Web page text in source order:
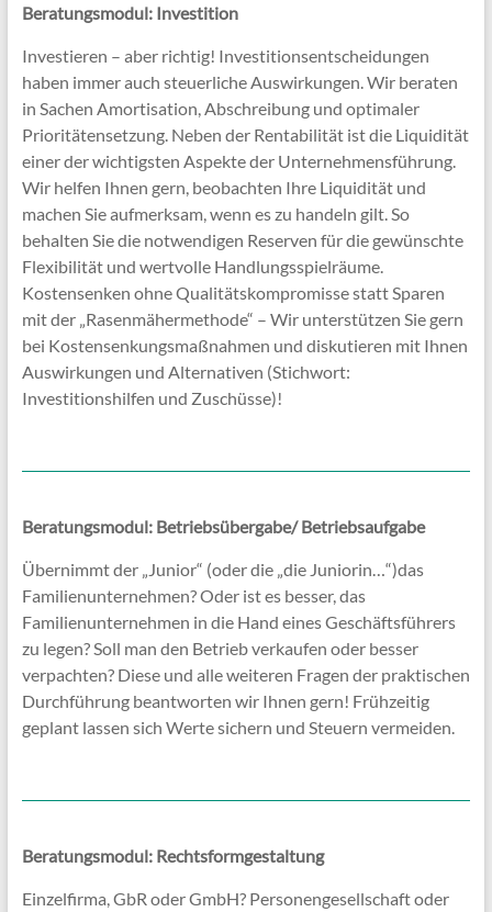
Beratungsmodul: Investition
Investieren – aber richtig! Investitionsentscheidungen
haben immer auch steuerliche Auswirkungen. Wir beraten
in Sachen Amortisation, Abschreibung und optimaler
Prioritätensetzung. Neben der Rentabilität ist die Liquidität
einer der wichtigsten Aspekte der Unternehmensführung.
Wir helfen Ihnen gern, beobachten Ihre Liquidität und
machen Sie aufmerksam, wenn es zu handeln gilt. So
behalten Sie die notwendigen Reserven für die gewünschte
Flexibilität und wertvolle Handlungsspielräume.
Kostensenken ohne Qualitätskompromisse statt Sparen
mit der „Rasenmähermethode“ – Wir unterstützen Sie gern
bei Kostensenkungsmaßnahmen und diskutieren mit Ihnen
Auswirkungen und Alternativen (Stichwort:
Investitionshilfen und Zuschüsse)!
Beratungsmodul: Betriebsübergabe/ Betriebsaufgabe
Übernimmt der „Junior“ (oder die „die Juniorin…“)das
Familienunternehmen? Oder ist es besser, das
Familienunternehmen in die Hand eines Geschäftsführers
zu legen? Soll man den Betrieb verkaufen oder besser
verpachten? Diese und alle weiteren Fragen der praktischen
Durchführung beantworten wir Ihnen gern! Frühzeitig
geplant lassen sich Werte sichern und Steuern vermeiden.
Beratungsmodul: Rechtsformgestaltung
Einzelfirma, GbR oder GmbH? Personengesellschaft oder